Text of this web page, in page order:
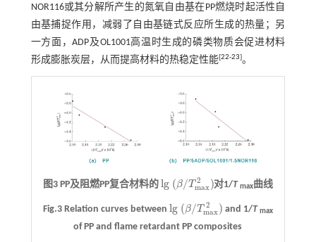
NOR116或其分解所产生的氮氧自由基在PP燃烧时起活性自
由基捕捉作用，减弱了自由基链式反应所生成的热量；另
一方面，ADP及OL1001高温时生成的磷类物质会促进材料
形成膨胀炭层，从而提高材料的热稳定性能[22-23]。
图3 PP及阻燃PP复合材料的 lg (β/T 2
max)
lg β/Tmax2) 对1/T max 曲线
Fig.3 Relation curves betweenlg (β/T 2
max)
lg (β/Tmax2) and 1/T max
of PP and flame retardant PP composites